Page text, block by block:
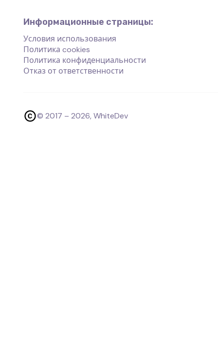
Информационные страницы:
Условия использования
Политика cookies
Политика конфиденциальности
Отказ от ответственности
© 2017 – 2026, WhiteDev